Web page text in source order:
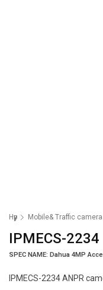
Нүүр Mobile& Traffic camera
IPMECS-2234
SPEC NAME: Dahua 4MP
IPMECS-2234 ANPR